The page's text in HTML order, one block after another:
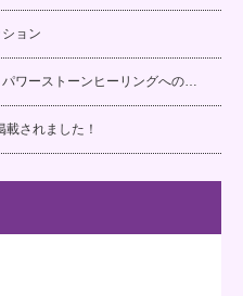
ョン
ワーストーンヒーリングへの…
されました！